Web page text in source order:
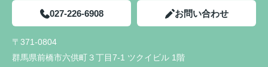
027-226-6908 お問い合わせ
〒371-0804
群馬県前橋市六供町３丁目7-1 ツクイビル 1階